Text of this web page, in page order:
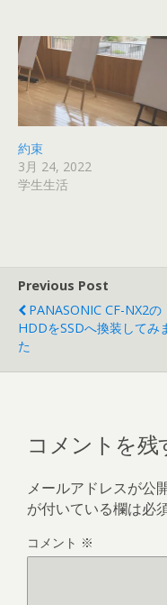
約束
3月 24, 2022
学生生活
Previous Post
PANASONIC CF-NX2の
HDDをSSDへ換装してみ
た
コメントを残
メールアドレスが公
が付いている欄は必
コメント ※